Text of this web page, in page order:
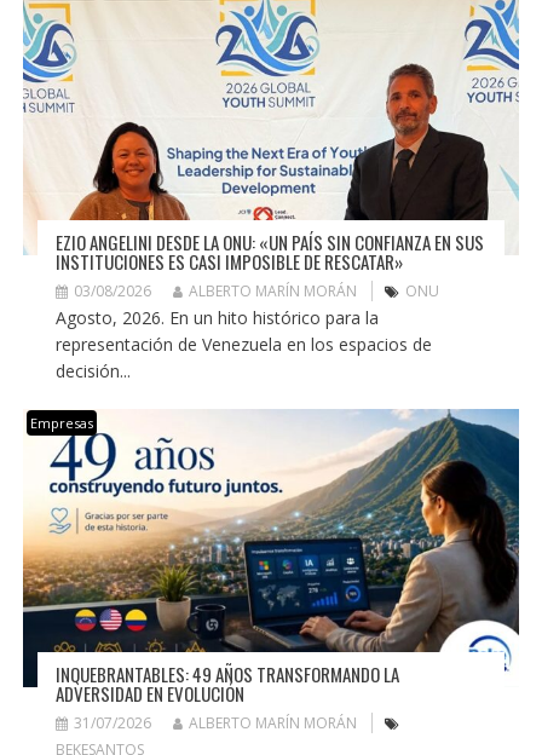
EZIO ANGELINI DESDE LA ONU: «UN PAÍS SIN CONFIANZA EN SUS
INSTITUCIONES ES CASI IMPOSIBLE DE RESCATAR»
03/08/2026 ALBERTO MARÍN MORÁN ONU
Agosto, 2026. En un hito histórico para la
representación de Venezuela en los espacios de
decisión...
Empresas
INQUEBRANTABLES: 49 AÑOS TRANSFORMANDO LA
ADVERSIDAD EN EVOLUCIÓN
31/07/2026
ALBERTO MARÍN MORÁN
BEKESANTOS